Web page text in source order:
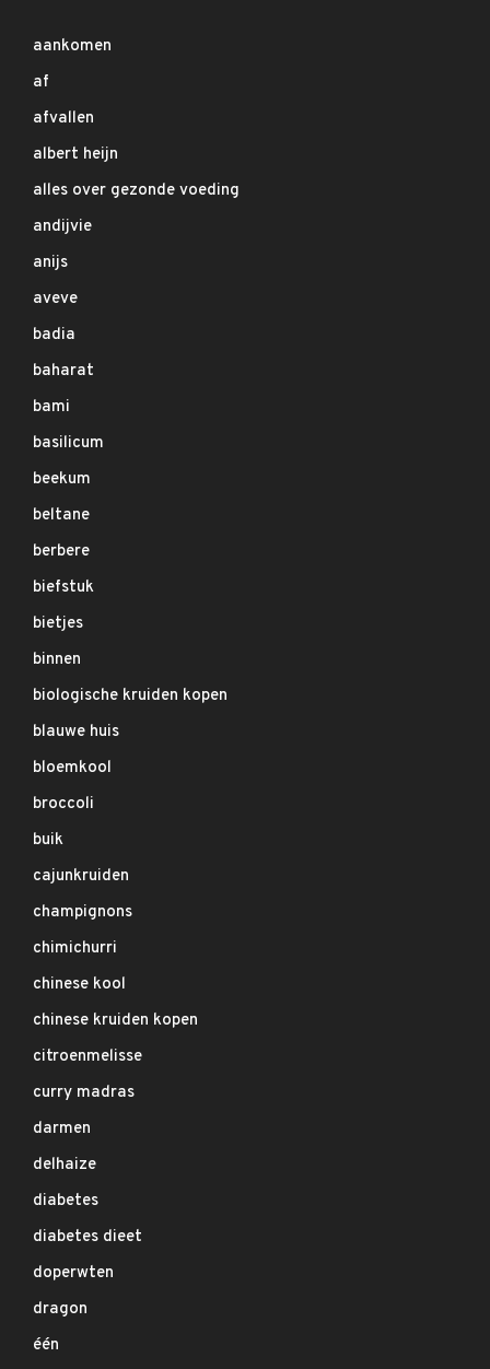
aankomen
af
afvallen
albert heijn
alles over gezonde voeding
andijvie
anijs
aveve
badia
baharat
bami
basilicum
beekum
beltane
berbere
biefstuk
bietjes
binnen
biologische kruiden kopen
blauwe huis
bloemkool
broccoli
buik
cajunkruiden
champignons
chimichurri
chinese kool
chinese kruiden kopen
citroenmelisse
curry madras
darmen
delhaize
diabetes
diabetes dieet
doperwten
dragon
één